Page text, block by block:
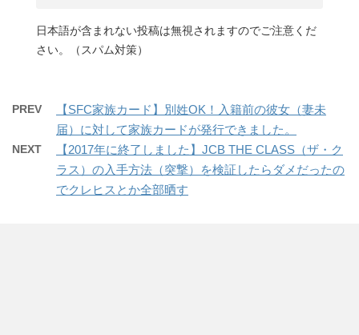
日本語が含まれない投稿は無視されますのでご注意くだ
さい。（スパム対策）
PREV
【SFC家族カード】別姓OK！入籍前の彼女（妻未
届）に対して家族カードが発行できました。
NEXT
【2017年に終了しました】JCB THE CLASS（ザ・ク
ラス）の入手方法（突撃）を検証したらダメだったの
でクレヒスとか全部晒す